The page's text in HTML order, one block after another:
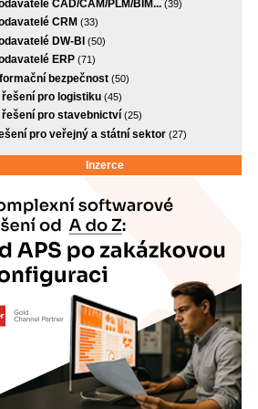
CAD/CAM/PLM/BIM...(39)
CRM (33)
DW-BI (50)
ERP(71)
bezpečnost(50)
řešení pro logistiku(45)
řešení pro stavebnictví(25)
pro veřejný a státní sektor(27)
Inzerce